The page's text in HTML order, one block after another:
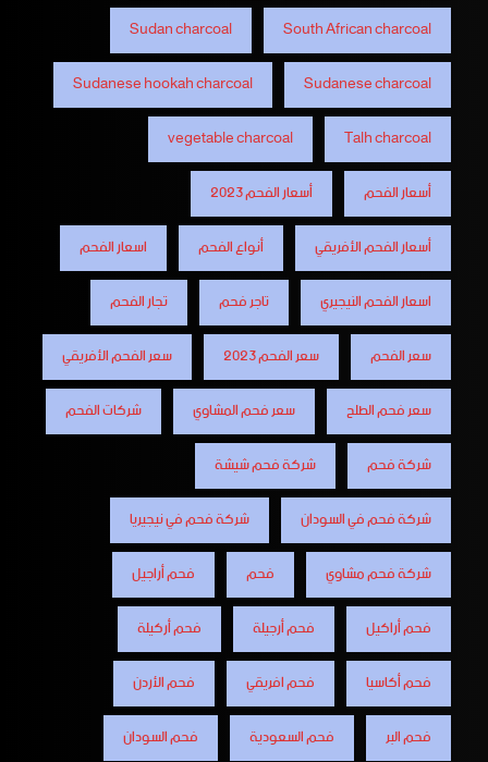
South African charcoal
Sudan charcoal
Sudanese charcoal
Sudanese hookah charcoal
Talh charcoal
vegetable charcoal
أسعار الفحم
أسعار الفحم 2023
أسعار الفحم الأفريقي
أنواع الفحم
اسعار الفحم
اسعار الفحم النيجيري
تاجر فحم
تجار الفحم
سعر الفحم
سعر الفحم 2023
سعر الفحم الأفريقي
سعر فحم الطلح
سعر فحم المشاوي
شركات الفحم
شركة فحم
شركة فحم شيشة
شركة فحم في السودان
شركة فحم في نيجيريا
شركة فحم مشاوي
فحم
فحم أراجيل
فحم أراكيل
فحم أرجيلة
فحم أركيلة
فحم أكاسيا
فحم افريقي
فحم الأردن
فحم البر
فحم السعودية
فحم السودان